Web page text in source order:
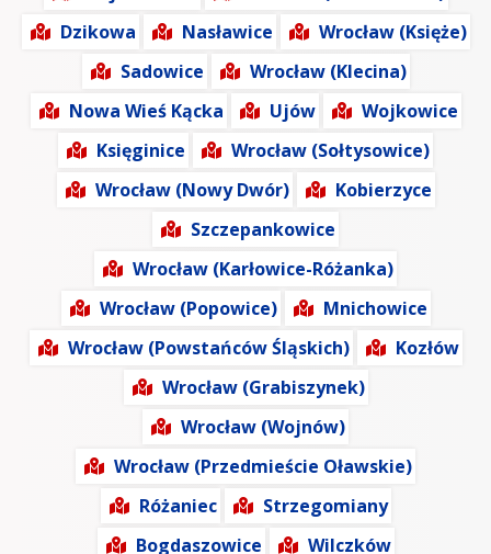
Dzikowa
Nasławice
Wrocław (Księże)
Sadowice
Wrocław (Klecina)
Nowa Wieś Kącka
Ujów
Wojkowice
Księginice
Wrocław (Sołtysowice)
Wrocław (Nowy Dwór)
Kobierzyce
Szczepankowice
Wrocław (Karłowice-Różanka)
Wrocław (Popowice)
Mnichowice
Wrocław (Powstańców Śląskich)
Kozłów
Wrocław (Grabiszynek)
Wrocław (Wojnów)
Wrocław (Przedmieście Oławskie)
Różaniec
Strzegomiany
Bogdaszowice
Wilczków